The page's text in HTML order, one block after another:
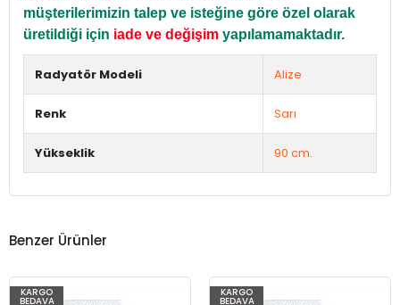
müşterilerimizin talep ve isteğine göre özel olarak
üretildiği için iade ve değişim yapılamamaktadır.
Radyatör Modeli Alize
Renk Sarı
Yükseklik 90 cm.
Benzer Ürünler
KARGO
BEDAVA
KARGO
BEDAVA